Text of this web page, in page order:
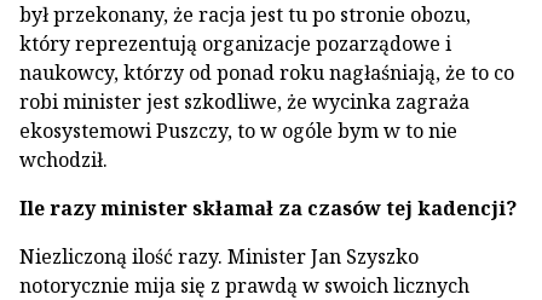
był przekonany, że racja jest tu po stronie obozu,
który reprezentują organizacje pozarządowe i
naukowcy, którzy od ponad roku nagłaśniają, że to co
robi minister jest szkodliwe, że wycinka zagraża
ekosystemowi Puszczy, to w ogóle bym w to nie
wchodził.
Ile razy minister skłamał za czasów tej kadencji?
Niezliczoną ilość razy. Minister Jan Szyszko
notorycznie mija się z prawdą w swoich licznych